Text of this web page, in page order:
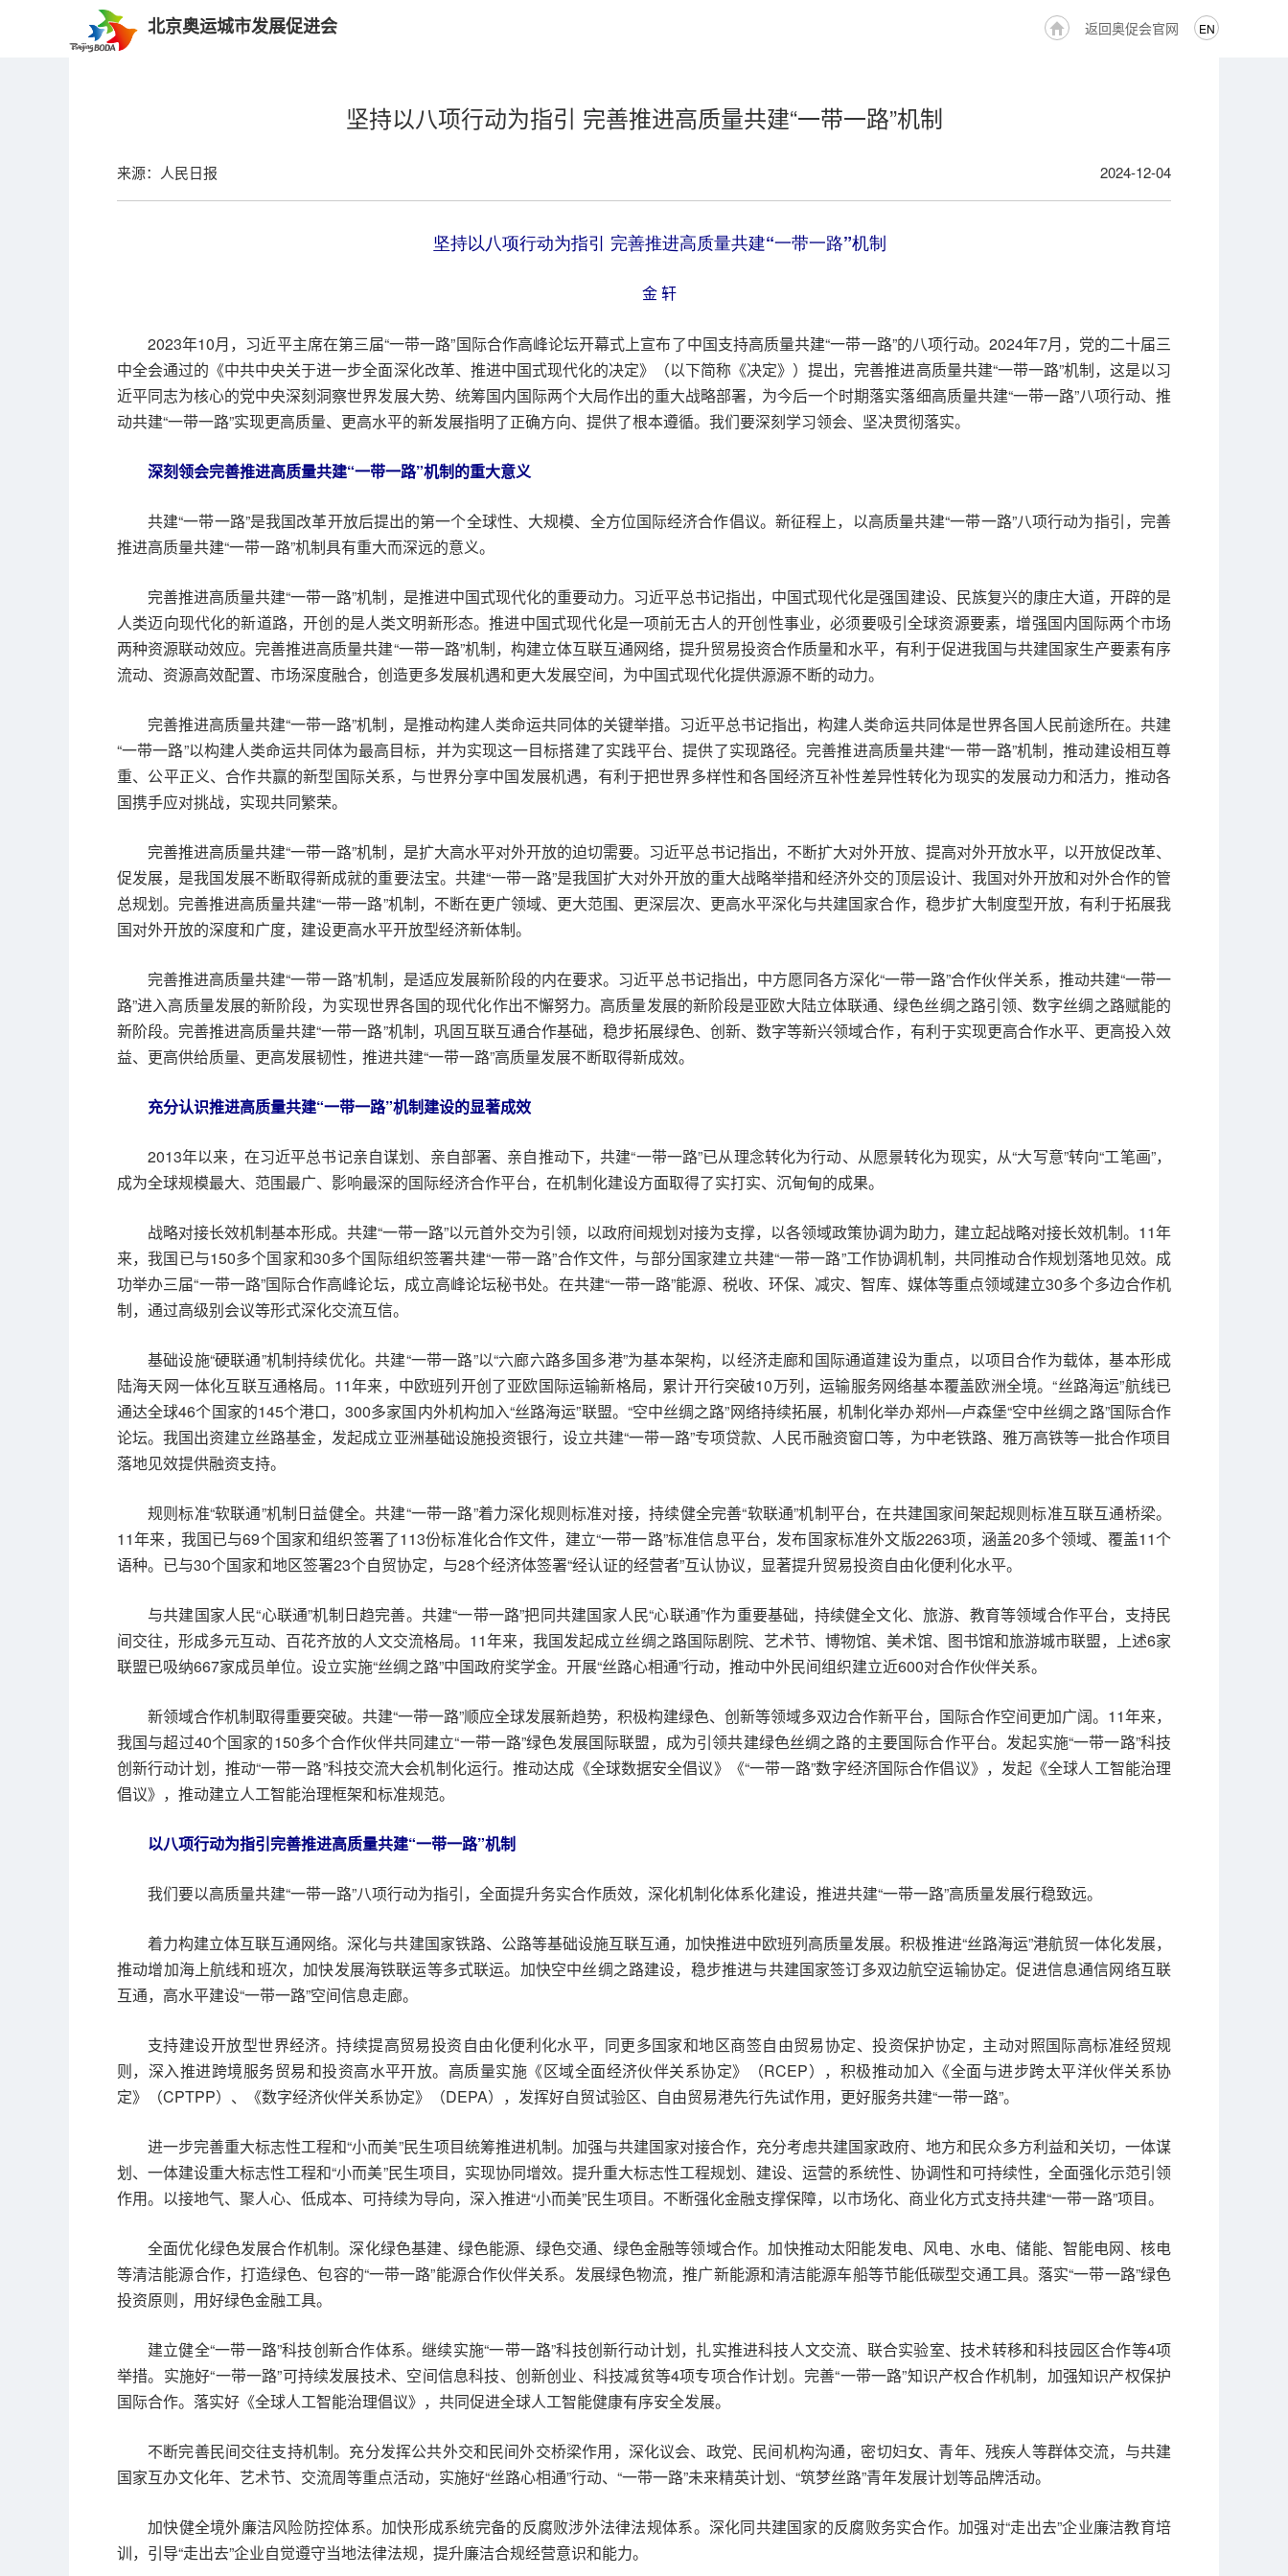
北京奥运城市发展促进会 EN
返回奥促会官网
坚持以八项行动为指引 完善推进高质量共建“一带一路”机制
来源：人民日报 2024-12-04
坚持以八项行动为指引 完善推进高质量共建“一带一路”机制
金 轩
2023年10月，习近平主席在第三届“一带一路”国际合作高峰论坛开幕式上宣布了中国支持高质量共建“一带一路”的八项行动。2024年7月，党的二十届三
中全会通过的《中共中央关于进一步全面深化改革、推进中国式现代化的决定》（以下简称《决定》）提出，完善推进高质量共建“一带一路”机制，这是以习
近平同志为核心的党中央深刻洞察世界发展大势、统筹国内国际两个大局作出的重大战略部署，为今后一个时期落实落细高质量共建“一带一路”八项行动、推
动共建“一带一路”实现更高质量、更高水平的新发展指明了正确方向、提供了根本遵循。我们要深刻学习领会、坚决贯彻落实。
深刻领会完善推进高质量共建“一带一路”机制的重大意义
共建“一带一路”是我国改革开放后提出的第一个全球性、大规模、全方位国际经济合作倡议。新征程上，以高质量共建“一带一路”八项行动为指引，完善
推进高质量共建“一带一路”机制具有重大而深远的意义。
完善推进高质量共建“一带一路”机制，是推进中国式现代化的重要动力。习近平总书记指出，中国式现代化是强国建设、民族复兴的康庄大道，开辟的是
人类迈向现代化的新道路，开创的是人类文明新形态。推进中国式现代化是一项前无古人的开创性事业，必须要吸引全球资源要素，增强国内国际两个市场
两种资源联动效应。完善推进高质量共建“一带一路”机制，构建立体互联互通网络，提升贸易投资合作质量和水平，有利于促进我国与共建国家生产要素有序
流动、资源高效配置、市场深度融合，创造更多发展机遇和更大发展空间，为中国式现代化提供源源不断的动力。
完善推进高质量共建“一带一路”机制，是推动构建人类命运共同体的关键举措。习近平总书记指出，构建人类命运共同体是世界各国人民前途所在。共建
“一带一路”以构建人类命运共同体为最高目标，并为实现这一目标搭建了实践平台、提供了实现路径。完善推进高质量共建“一带一路”机制，推动建设相互尊
重、公平正义、合作共赢的新型国际关系，与世界分享中国发展机遇，有利于把世界多样性和各国经济互补性差异性转化为现实的发展动力和活力，推动各
国携手应对挑战，实现共同繁荣。
完善推进高质量共建“一带一路”机制，是扩大高水平对外开放的迫切需要。习近平总书记指出，不断扩大对外开放、提高对外开放水平，以开放促改革、
促发展，是我国发展不断取得新成就的重要法宝。共建“一带一路”是我国扩大对外开放的重大战略举措和经济外交的顶层设计、我国对外开放和对外合作的管
总规划。完善推进高质量共建“一带一路”机制，不断在更广领域、更大范围、更深层次、更高水平深化与共建国家合作，稳步扩大制度型开放，有利于拓展我
国对外开放的深度和广度，建设更高水平开放型经济新体制。
完善推进高质量共建“一带一路”机制，是适应发展新阶段的内在要求。习近平总书记指出，中方愿同各方深化“一带一路”合作伙伴关系，推动共建“一带一
路”进入高质量发展的新阶段，为实现世界各国的现代化作出不懈努力。高质量发展的新阶段是亚欧大陆立体联通、绿色丝绸之路引领、数字丝绸之路赋能的
新阶段。完善推进高质量共建“一带一路”机制，巩固互联互通合作基础，稳步拓展绿色、创新、数字等新兴领域合作，有利于实现更高合作水平、更高投入效
益、更高供给质量、更高发展韧性，推进共建“一带一路”高质量发展不断取得新成效。
充分认识推进高质量共建“一带一路”机制建设的显著成效
2013年以来，在习近平总书记亲自谋划、亲自部署、亲自推动下，共建“一带一路”已从理念转化为行动、从愿景转化为现实，从“大写意”转向“工笔画”，
成为全球规模最大、范围最广、影响最深的国际经济合作平台，在机制化建设方面取得了实打实、沉甸甸的成果。
战略对接长效机制基本形成。共建“一带一路”以元首外交为引领，以政府间规划对接为支撑，以各领域政策协调为助力，建立起战略对接长效机制。11年
来，我国已与150多个国家和30多个国际组织签署共建“一带一路”合作文件，与部分国家建立共建“一带一路”工作协调机制，共同推动合作规划落地见效。成
功举办三届“一带一路”国际合作高峰论坛，成立高峰论坛秘书处。在共建“一带一路”能源、税收、环保、减灾、智库、媒体等重点领域建立30多个多边合作机
制，通过高级别会议等形式深化交流互信。
基础设施“硬联通”机制持续优化。共建“一带一路”以“六廊六路多国多港”为基本架构，以经济走廊和国际通道建设为重点，以项目合作为载体，基本形成
陆海天网一体化互联互通格局。11年来，中欧班列开创了亚欧国际运输新格局，累计开行突破10万列，运输服务网络基本覆盖欧洲全境。“丝路海运”航线已
通达全球46个国家的145个港口，300多家国内外机构加入“丝路海运”联盟。“空中丝绸之路”网络持续拓展，机制化举办郑州—卢森堡“空中丝绸之路”国际合作
论坛。我国出资建立丝路基金，发起成立亚洲基础设施投资银行，设立共建“一带一路”专项贷款、人民币融资窗口等，为中老铁路、雅万高铁等一批合作项目
落地见效提供融资支持。
规则标准“软联通”机制日益健全。共建“一带一路”着力深化规则标准对接，持续健全完善“软联通”机制平台，在共建国家间架起规则标准互联互通桥梁。
11年来，我国已与69个国家和组织签署了113份标准化合作文件，建立“一带一路”标准信息平台，发布国家标准外文版2263项，涵盖20多个领域、覆盖11个
语种。已与30个国家和地区签署23个自贸协定，与28个经济体签署“经认证的经营者”互认协议，显著提升贸易投资自由化便利化水平。
与共建国家人民“心联通”机制日趋完善。共建“一带一路”把同共建国家人民“心联通”作为重要基础，持续健全文化、旅游、教育等领域合作平台，支持民
间交往，形成多元互动、百花齐放的人文交流格局。11年来，我国发起成立丝绸之路国际剧院、艺术节、博物馆、美术馆、图书馆和旅游城市联盟，上述6家
联盟已吸纳667家成员单位。设立实施“丝绸之路”中国政府奖学金。开展“丝路心相通”行动，推动中外民间组织建立近600对合作伙伴关系。
新领域合作机制取得重要突破。共建“一带一路”顺应全球发展新趋势，积极构建绿色、创新等领域多双边合作新平台，国际合作空间更加广阔。11年来，
我国与超过40个国家的150多个合作伙伴共同建立“一带一路”绿色发展国际联盟，成为引领共建绿色丝绸之路的主要国际合作平台。发起实施“一带一路”科技
创新行动计划，推动“一带一路”科技交流大会机制化运行。推动达成《全球数据安全倡议》《“一带一路”数字经济国际合作倡议》，发起《全球人工智能治理
倡议》，推动建立人工智能治理框架和标准规范。
以八项行动为指引完善推进高质量共建“一带一路”机制
我们要以高质量共建“一带一路”八项行动为指引，全面提升务实合作质效，深化机制化体系化建设，推进共建“一带一路”高质量发展行稳致远。
着力构建立体互联互通网络。深化与共建国家铁路、公路等基础设施互联互通，加快推进中欧班列高质量发展。积极推进“丝路海运”港航贸一体化发展，
推动增加海上航线和班次，加快发展海铁联运等多式联运。加快空中丝绸之路建设，稳步推进与共建国家签订多双边航空运输协定。促进信息通信网络互联
互通，高水平建设“一带一路”空间信息走廊。
支持建设开放型世界经济。持续提高贸易投资自由化便利化水平，同更多国家和地区商签自由贸易协定、投资保护协定，主动对照国际高标准经贸规
则，深入推进跨境服务贸易和投资高水平开放。高质量实施《区域全面经济伙伴关系协定》（RCEP），积极推动加入《全面与进步跨太平洋伙伴关系协
定》（CPTPP）、《数字经济伙伴关系协定》（DEPA），发挥好自贸试验区、自由贸易港先行先试作用，更好服务共建“一带一路”。
进一步完善重大标志性工程和“小而美”民生项目统筹推进机制。加强与共建国家对接合作，充分考虑共建国家政府、地方和民众多方利益和关切，一体谋
划、一体建设重大标志性工程和“小而美”民生项目，实现协同增效。提升重大标志性工程规划、建设、运营的系统性、协调性和可持续性，全面强化示范引领
作用。以接地气、聚人心、低成本、可持续为导向，深入推进“小而美”民生项目。不断强化金融支撑保障，以市场化、商业化方式支持共建“一带一路”项目。
全面优化绿色发展合作机制。深化绿色基建、绿色能源、绿色交通、绿色金融等领域合作。加快推动太阳能发电、风电、水电、储能、智能电网、核电
等清洁能源合作，打造绿色、包容的“一带一路”能源合作伙伴关系。发展绿色物流，推广新能源和清洁能源车船等节能低碳型交通工具。落实“一带一路”绿色
投资原则，用好绿色金融工具。
建立健全“一带一路”科技创新合作体系。继续实施“一带一路”科技创新行动计划，扎实推进科技人文交流、联合实验室、技术转移和科技园区合作等4项
举措。实施好“一带一路”可持续发展技术、空间信息科技、创新创业、科技减贫等4项专项合作计划。完善“一带一路”知识产权合作机制，加强知识产权保护
国际合作。落实好《全球人工智能治理倡议》，共同促进全球人工智能健康有序安全发展。
不断完善民间交往支持机制。充分发挥公共外交和民间外交桥梁作用，深化议会、政党、民间机构沟通，密切妇女、青年、残疾人等群体交流，与共建
国家互办文化年、艺术节、交流周等重点活动，实施好“丝路心相通”行动、“一带一路”未来精英计划、“筑梦丝路”青年发展计划等品牌活动。
加快健全境外廉洁风险防控体系。加快形成系统完备的反腐败涉外法律法规体系。深化同共建国家的反腐败务实合作。加强对“走出去”企业廉洁教育培
训，引导“走出去”企业自觉遵守当地法律法规，提升廉洁合规经营意识和能力。